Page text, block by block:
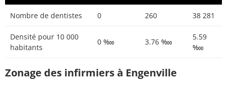
Nombre de dentistes 0 260 38 281
Densité pour 10 000
habitants
0 ‱ 3.76 ‱
5.59
‱
Zonage des infirmiers à Engenville